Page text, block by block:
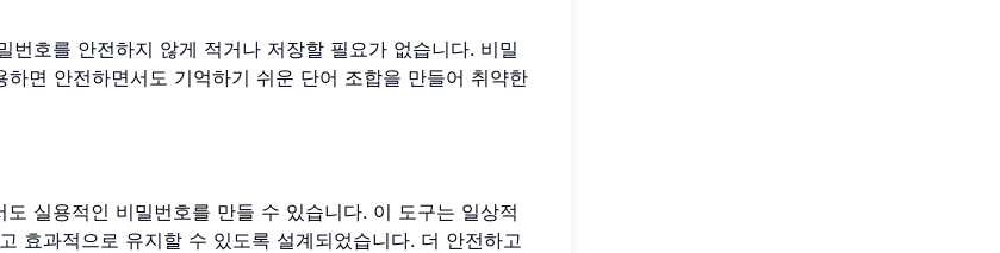
번호를 안전하지 않게 적거나 저장할 필요가 없습니다. 비밀
하면 안전하면서도 기억하기 쉬운 단어 조합을 만들어 취약한
도 실용적인 비밀번호를 만들 수 있습니다. 이 도구는 일상적
효과적으로 유지할 수 있도록 설계되었습니다. 더 안전하고